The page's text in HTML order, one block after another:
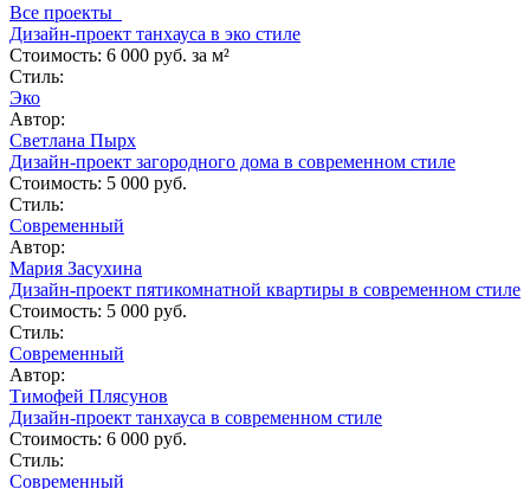
Все проекты
Дизайн-проект танхауса в эко стиле
Стоимость: 6 000 руб. за м²
Стиль:
Эко
Автор:
Светлана Пырх
Дизайн-проект загородного дома в современном стиле
Стоимость: 5 000 руб.
Стиль:
Современный
Автор:
Мария Засухина
Дизайн-проект пятикомнатной квартиры в современном стиле
Стоимость: 5 000 руб.
Стиль:
Современный
Автор:
Тимофей Плясунов
Дизайн-проект танхауса в современном стиле
Стоимость: 6 000 руб.
Стиль:
Современный